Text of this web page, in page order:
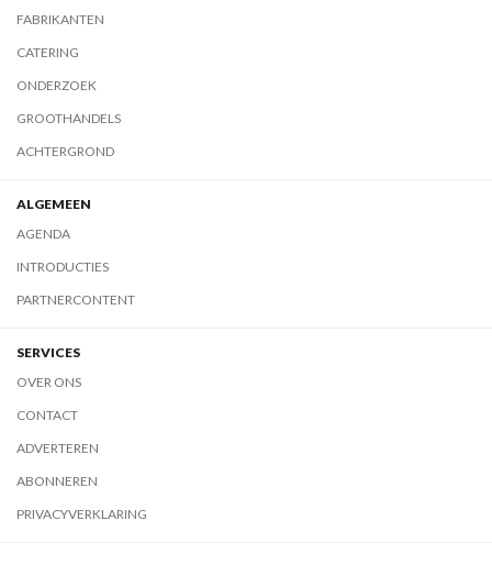
FABRIKANTEN
CATERING
ONDERZOEK
GROOTHANDELS
ACHTERGROND
ALGEMEEN
AGENDA
INTRODUCTIES
PARTNERCONTENT
SERVICES
OVER ONS
CONTACT
ADVERTEREN
ABONNEREN
PRIVACYVERKLARING